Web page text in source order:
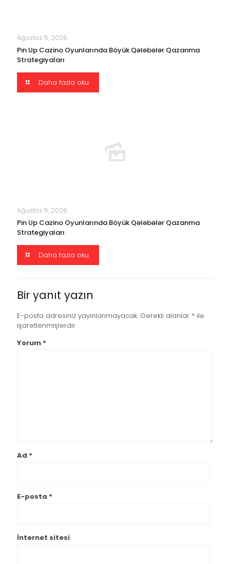
Ağustos 5, 2026
Pin Up Cazino Oyunlarında Böyük Qələbələr Qazanma
Strategiyaları
Daha fazla oku
Ağustos 5, 2026
Pin Up Cazino Oyunlarında Böyük Qələbələr Qazanma
Strategiyaları
Daha fazla oku
Bir yanıt yazın
E-posta adresiniz yayınlanmayacak. Gerekli alanlar * ile
işaretlenmişlerdir
Yorum *
Ad *
E-posta *
İnternet sitesi